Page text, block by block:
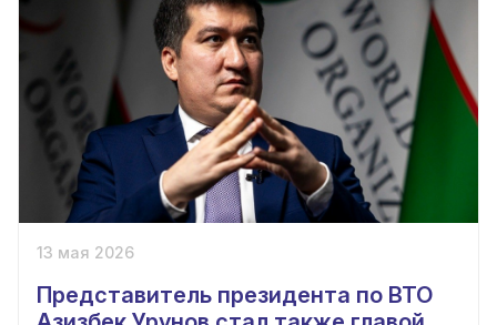
13 мая 2026
Представитель президента по ВТО